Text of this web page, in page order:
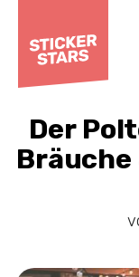
Der
Bräuche